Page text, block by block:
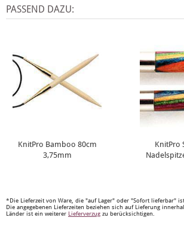
PASSEND DAZU:
KnitPro Bamboo 80cm
3,75mm
KnitPro
*Die Lieferzeit von Ware, die "auf Lager" oder "Sofort lieferbar"
Die angegebenen Lieferzeiten beziehen sich auf Lieferung
Länder ist ein weiterer Lieferverzug zu berücksichtigen.